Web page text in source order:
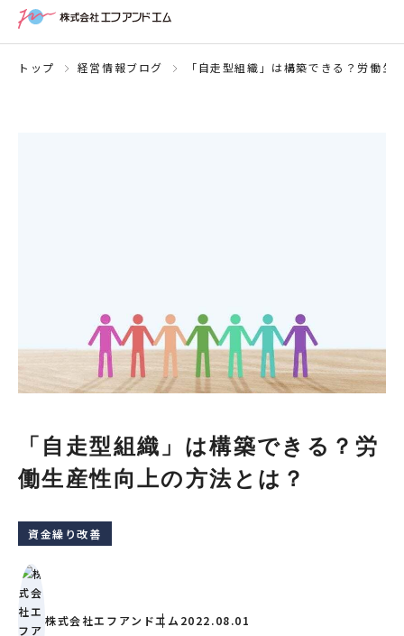
トップ 経営情報ブログ 「自走型組織」は構築できる？労働⽣
「自走型組織」は構築できる？労
働⽣産性向上の方法とは？
資金繰り改善
株式会社エフアンドエム 2022.08.01